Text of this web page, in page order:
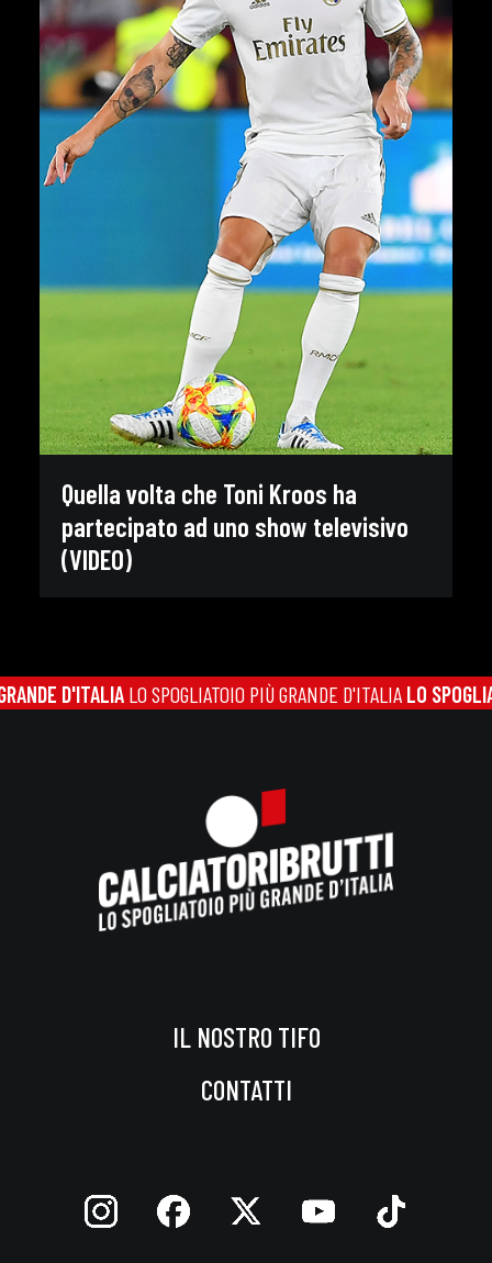
Quella volta che Toni Kroos ha
partecipato ad uno show televisivo
(VIDEO)
D'ITALIALO SPOGLIATOIO PIÙ GRANDE D'ITALIALO
IL NOSTRO TIFO
CONTATTI